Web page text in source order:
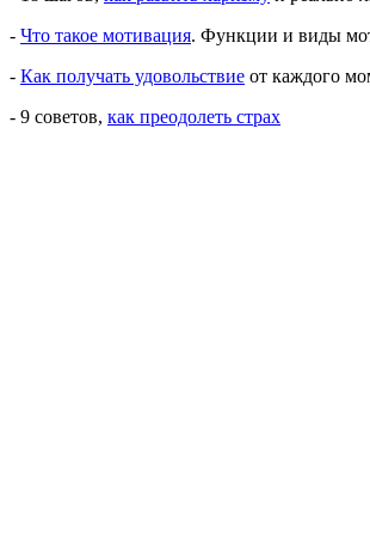
- Что такое мотивация. Функции и виды
- Как получать удовольствие от каждого
- 9 советов, как преодолеть страх